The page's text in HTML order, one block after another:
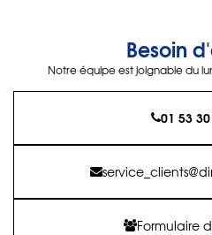
Besoin
Notre équipe est joignable du
01 53
Formulaire